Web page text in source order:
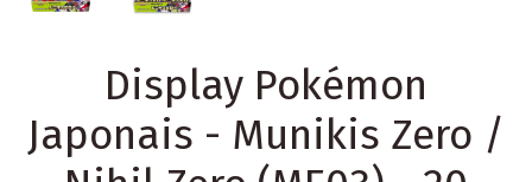
Display Pokémon
Japonais - Munikis Zero /